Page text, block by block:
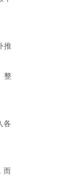
推
整
各
而